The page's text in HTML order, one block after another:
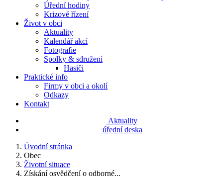
Úřední hodiny
Krizové řízení
Život v obci
Aktuality
Kalendář akcí
Fotografie
Spolky & sdružení
Hasiči
Praktické info
Firmy v obci a okolí
Odkazy
Kontakt
Aktuality
úřední deska
Úvodní stránka
Obec
Životní situace
Získání osvědčení o odborné...